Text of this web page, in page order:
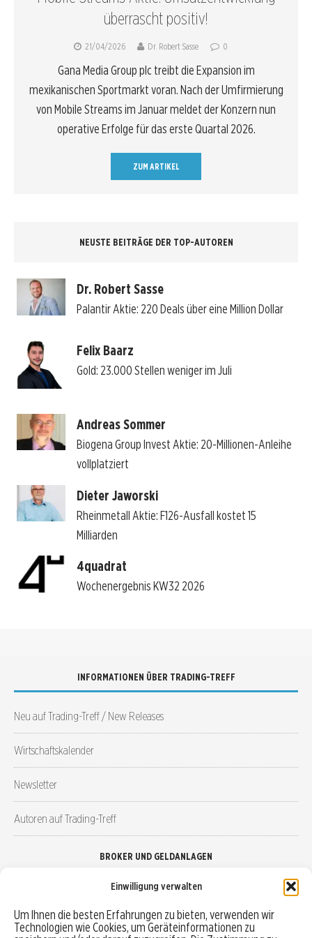
Einwilligung verwalten
Um Ihnen die besten Erfahrungen zu bieten, verwenden wir
Technologien wie Cookies, um Geräteinformationen zu
überrascht positiv!
21/04/2026 Dr. Robert Sasse 0
Gana Media Group plc treibt die Expansion im
mexikanischen Sportmarkt voran. Nach der Umfirmierung
von Mobile Streams im Januar meldet der Konzern nun
operative Erfolge für das erste Quartal 2026.
ZUM ARTIKEL
NEUSTE BEITRÄGE DER TOP-AUTOREN
Dr. Robert Sasse
Palantir Aktie: 220 Deals über eine Million Dollar
Felix Baarz
Gold: 23.000 Stellen weniger im Juli
Andreas Sommer
Biogena Group Invest Aktie: 20-Millionen-Anleihe
vollplatziert
Dieter Jaworski
Rheinmetall Aktie: F126-Ausfall kostet 15
Milliarden
4quadrat
Wochenergebnis KW32 2026
INFORMATIONEN ÜBER TRADING-TREFF
Neu auf Trading-Treff / New Releases
Wirtschaftskalender
Newsletter
Autoren auf Trading-Treff
BROKER UND GELDANLAGEN
Robo-Advisor vergleichen